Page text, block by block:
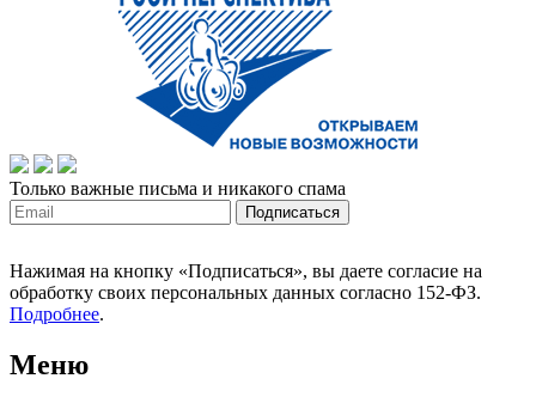
Только важные письма и никакого спама
Нажимая на кнопку «Подписаться», вы даете согласие на
обработку своих персональных данных согласно 152-ФЗ.
Подробнее.
Меню